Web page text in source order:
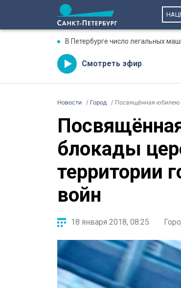
В Петербурге число легальных
Смотреть эфир
Новости Город Посвящённая юбилею
блокады
территории
войн
18 января 2018, 08:25